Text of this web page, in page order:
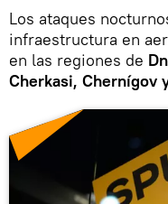
Los ataques
infraestructura en
en las regiones de
Cherkasi, Chernígov